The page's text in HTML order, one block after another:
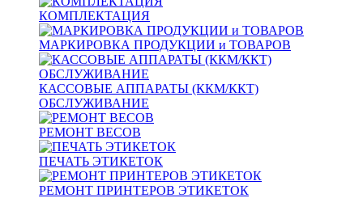
КОМПЛЕКТАЦИЯ
МАРКИРОВКА ПРОДУКЦИИ и ТОВАРОВ
КАССОВЫЕ АППАРАТЫ (ККМ/ККТ)
ОБСЛУЖИВАНИЕ
РЕМОНТ ВЕСОВ
ПЕЧАТЬ ЭТИКЕТОК
РЕМОНТ ПРИНТЕРОВ ЭТИКЕТОК